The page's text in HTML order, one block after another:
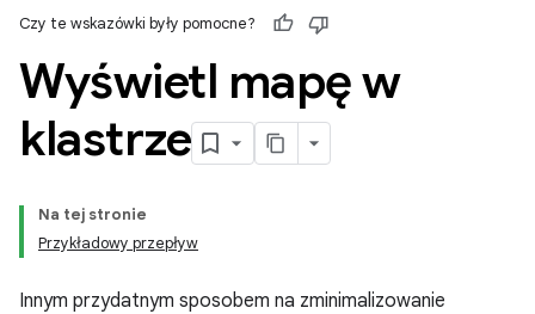
Czy te wskazówki były pomocne?
Wyświetl mapę w
klastrze
Na tej stronie
Przykładowy przepływ
Innym przydatnym sposobem na zminimalizowanie